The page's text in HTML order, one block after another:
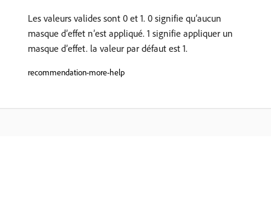
Les valeurs valides sont 0 et 1. 0 signifie qu’aucun
masque d’effet n’est appliqué. 1 signifie appliquer un
masque d’effet. la valeur par défaut est 1.
recommendation-more-help